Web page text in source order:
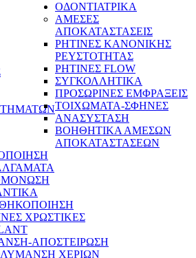
ΟΔΟΝΤΙΑΤΡΙΚΑ
ΑΜΕΣΕΣ
ΑΠΟΚΑΤΑΣΤΑΣΕΙΣ
ΡΗΤΙΝΕΣ ΚΑΝΟΝΙΚΗΣ
ΡΕΥΣΤΟΤΗΤΑΣ
ΡΗΤΙΝΕΣ FLOW
ΣΥΓΚΟΛΛΗΤΙΚΑ
ΠΡΟΣΩΡΙΝΕΣ ΕΜΦΡΑΞΕΙΣ
ΤΟΙΧΩΜΑΤΑ-ΣΦΗΝΕΣ
ΑΝΑΣΥΣΤΑΣΗ
ΒΟΗΘΗΤΙΚΑ ΑΜΕΣΩΝ
ΑΠΟΚΑΤΑΣΤΑΣΕΩΝ
ΧΡΩΣΤΙΚΕΣ
ΑΠΟΣΤΕΙΡΩΣΗ
ΧΕΡΙΩΝ